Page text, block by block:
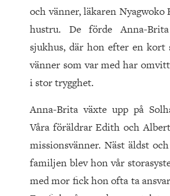
och vänner, läkaren Nyagwoko
hustru. De förde Anna-
sjukhus, där hon efter en kort
vänner som var med har
i stor trygghet.
Anna-Brita växte upp på
Våra föräldrar Edith och
missionsvänner. Näst äldst
familjen blev hon vår
med mor fick hon ofta ta